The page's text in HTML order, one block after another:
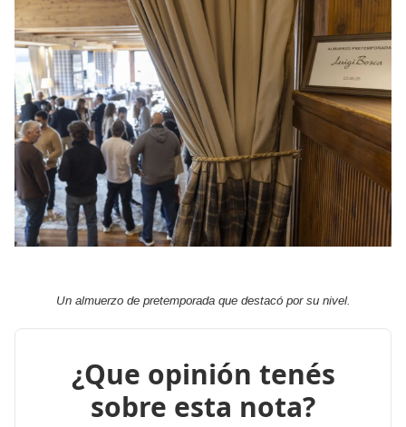
Un almuerzo de pretemporada que destacó por su nivel.
¿Que opinión tenés
sobre esta nota?